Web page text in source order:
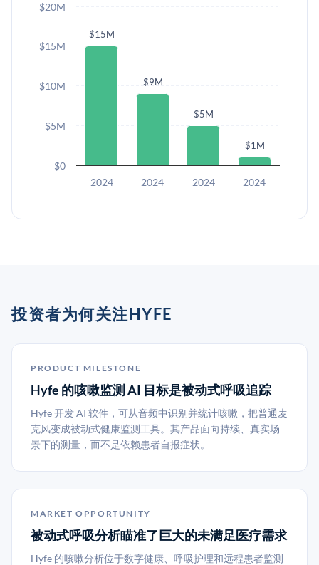
$15M
$9M
$5M
$1M
2024 2024 2024 2024
$0
$5M
$10M
$15M
$20M
投资者为何关注HYFE
PRODUCT MILESTONE
Hyfe 的咳嗽监测 AI 目标是被动式呼吸追踪
Hyfe 开发 AI 软件，可从音频中识别并统计咳嗽，把普通麦
克风变成被动式健康监测工具。其产品面向持续、真实场
景下的测量，而不是依赖患者自报症状。
MARKET OPPORTUNITY
被动式呼吸分析瞄准了巨大的未满足医疗需求
Hyfe 的咳嗽分析位于数字健康、呼吸护理和远程患者监测